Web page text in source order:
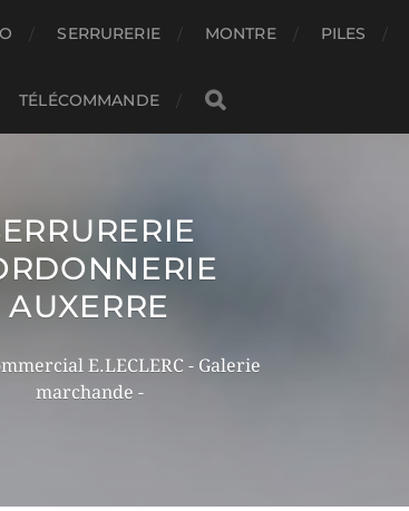
SERRURERIE MONTRE PILES
TÉLÉCOMMANDE
AUXERRE
E.LECLERC - Galerie
marchande -